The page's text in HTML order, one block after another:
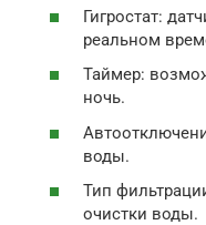
Гигростат:
реальном
Таймер:
ночь.
воды.
Тип
очистки воды.